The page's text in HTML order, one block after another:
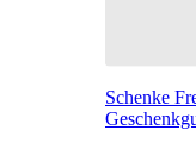
Schenke